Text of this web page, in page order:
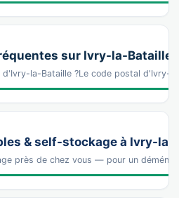
sur Ivry-la-Bataille
la-Bataille ?Le code postal d'Ivry-
& self-stockage à Ivry-la-
près de chez vous — pour un